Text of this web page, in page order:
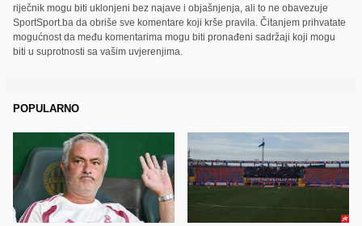
riječnik mogu biti uklonjeni bez najave i objašnjenja, ali to ne obavezuje
SportSport.ba da obriše sve komentare koji krše pravila. Čitanjem prihvatate
mogućnost da među komentarima mogu biti pronađeni sadržaji koji mogu
biti u suprotnosti sa vašim uvjerenjima.
POPULARNO